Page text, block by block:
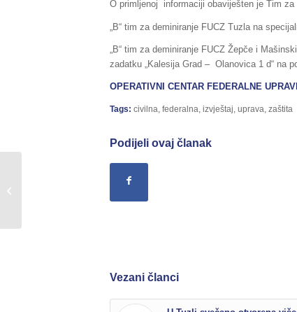
O primljenoj informaciji obaviješten je Tim
„B“ tim za deminiranje FUCZ Tuzla na
„B“ tim za deminiranje FUCZ Žepče i
zadatku „Kalesija Grad – Olanovica 1 d“ na
OPERATIVNI CENTAR FEDERALNE
Tags: civilna federalna izvještaj uprava zaštita
Podijeli ovaj članak
Vezani članci
PREPORUKE ZA PREDUZIMANJE
SPAŠAVANJA OD PRIRODNIH...